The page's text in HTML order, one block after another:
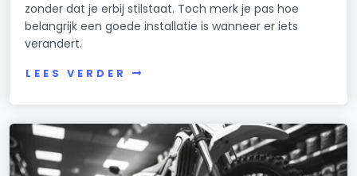
zonder dat je erbij stilstaat. Toch merk je pas hoe
belangrijk een goede installatie is wanneer er iets
verandert.
LEES VERDER